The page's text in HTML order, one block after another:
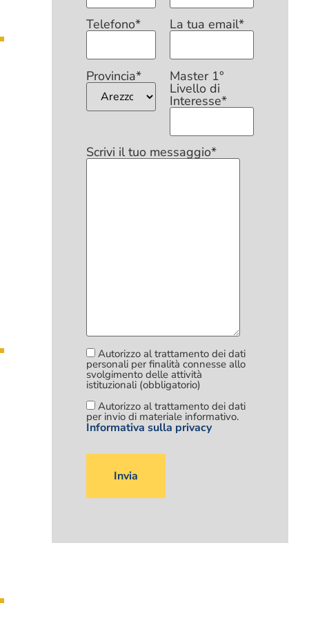
Telefono* La tua email*
Provincia* Master 1°
Livello di
Interesse*
Scrivi il tuo messaggio*
Autorizzo al trattamento dei dati
personali per finalità connesse allo
svolgimento delle attività
istituzionali (obbligatorio)
Autorizzo al trattamento dei dati
per invio di materiale informativo.
Informativa sulla privacy
Si
vuoto